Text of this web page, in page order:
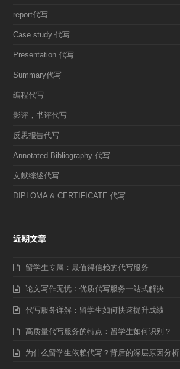
report代写
Case study 代写
Presentation 代写
Summary代写
编程代写
影评，书评代写
反思报告代写
Annotated Bibliography 代写
文献综述代写
DIPLOMA & CERTIFICATE 代写
近期文章
留学生专属：最值得信赖的代写服务
论文写作无忧：优质代写服务一站式解决
代写服务详解：留学生如何快速提升成绩
高质量代写服务的特点：留学生如何识别？
为什么留学生依赖代写？背后的深层原因分析